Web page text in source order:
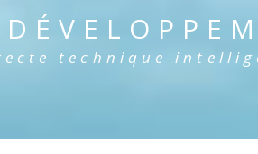
technique